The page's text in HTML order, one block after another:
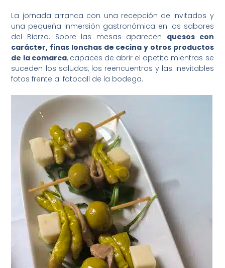
La jornada arranca con una recepción de invitados y
una pequeña inmersión gastronómica en los sabores
del Bierzo. Sobre las mesas aparecen quesos con
carácter, finas lonchas de cecina y otros productos
de la comarca, capaces de abrir el apetito mientras se
suceden los saludos, los reencuentros y las inevitables
fotos frente al fotocall de la bodega.